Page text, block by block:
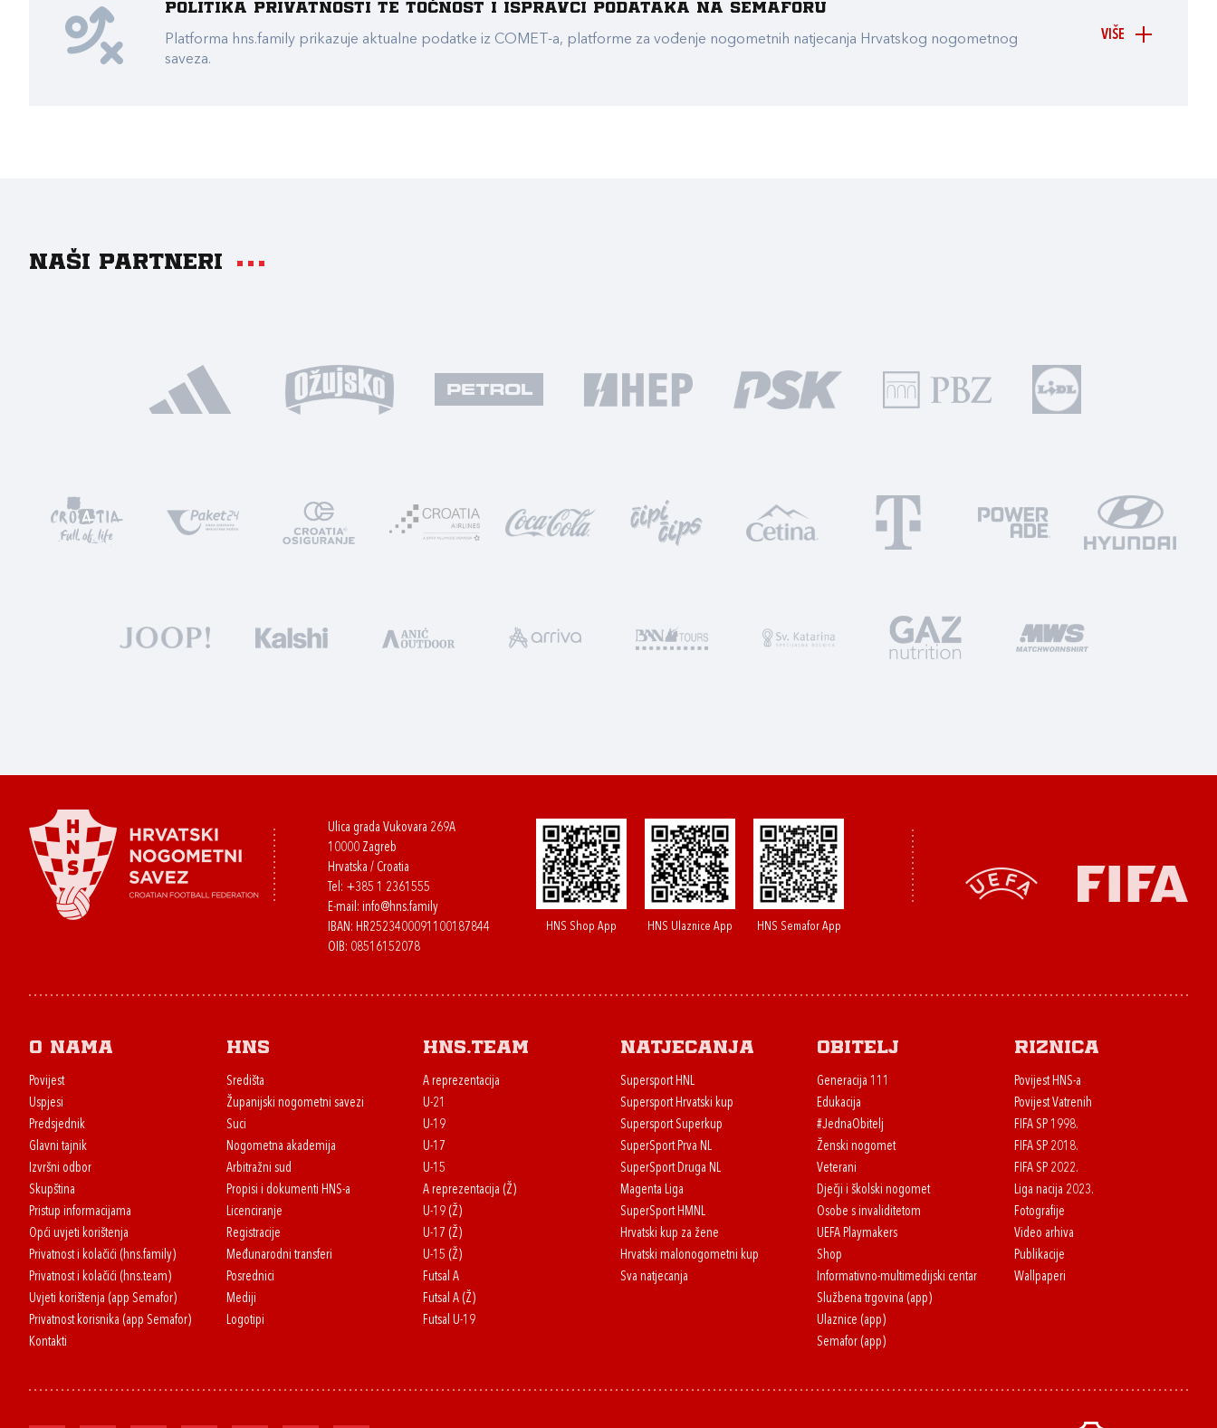
VIŠE
Politika privatnosti te točnost i ispravci podataka na Semaforu
Platforma hns.family prikazuje aktualne podatke iz COMET-a, platforme za vođenje nogometnih natjecanja Hrvatskog nogometnog
saveza.
Naši partneri
Ulica grada Vukovara 269A
10000 Zagreb
Hrvatska / Croatia
Tel: +385 1 2361555
E-mail: info@hns.family
IBAN: HR2523400091100187844
OIB: 08516152078
HNS Shop App HNS Ulaznice App HNS Semafor App
O nama
Povijest
Uspjesi
Predsjednik
Glavni tajnik
Izvršni odbor
Skupština
Pristup informacijama
Opći uvjeti korištenja
Privatnost i kolačići (hns.family)
Privatnost i kolačići (hns.team)
Uvjeti korištenja (app Semafor)
Privatnost korisnika (app Semafor)
Kontakti
HNS
Središta
Županijski nogometni savezi
Suci
Nogometna akademija
Arbitražni sud
Propisi i dokumenti HNS-a
Licenciranje
Registracije
Međunarodni transferi
Posrednici
Mediji
Logotipi
HNS.team
A reprezentacija
U-21
U-19
U-17
U-15
A reprezentacija (Ž)
U-19 (Ž)
U-17 (Ž)
U-15 (Ž)
Futsal A
Futsal A (Ž)
Futsal U-19
Natjecanja
Supersport HNL
Supersport Hrvatski kup
Supersport Superkup
SuperSport Prva NL
SuperSport Druga NL
Magenta Liga
SuperSport HMNL
Hrvatski kup za žene
Hrvatski malonogometni kup
Sva natjecanja
Obitelj
Generacija 111
Edukacija
#JednaObitelj
Ženski nogomet
Veterani
Dječji i školski nogomet
Osobe s invaliditetom
UEFA Playmakers
Shop
Informativno-multimedijski centar
Službena trgovina (app)
Ulaznice (app)
Semafor (app)
Riznica
Povijest HNS-a
Povijest Vatrenih
FIFA SP 1998.
FIFA SP 2018.
FIFA SP 2022.
Liga nacija 2023.
Fotografije
Video arhiva
Publikacije
Wallpaperi